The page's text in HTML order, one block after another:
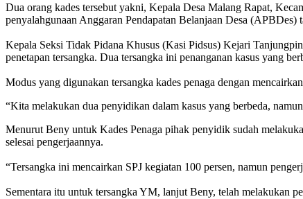
Dua orang kades tersebut yakni, Kepala Desa Malang Rapat,
penyalahgunaan Anggaran Pendapatan Belanjaan Desa (APBDes)
Kepala Seksi Tidak Pidana Khusus (Kasi Pidsus) Kejari
penetapan tersangka. Dua tersangka ini penanganan kasus yang
Modus yang digunakan tersangka kades penaga dengan
“Kita melakukan dua penyidikan dalam kasus yang berbeda,
Menurut Beny untuk Kades Penaga pihak penyidik sudah
selesai pengerjaannya.
“Tersangka ini mencairkan SPJ kegiatan 100 persen, namun
Sementara itu untuk tersangka YM, lanjut Beny, telah melakukan